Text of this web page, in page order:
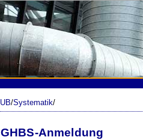
UB/Systematik/
GHBS-Anmeldung